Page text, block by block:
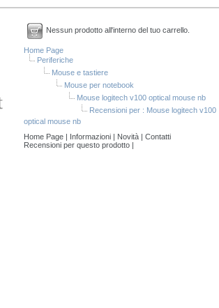
Nessun prodotto all'interno del tuo carrello.
Home Page
Periferiche
Mouse e tastiere
Mouse per notebook
Mouse logitech v100 optical mouse nb
Recensioni per : Mouse logitech v100
optical mouse nb
Home Page | Informazioni | Novità | Contatti
Recensioni per questo prodotto |